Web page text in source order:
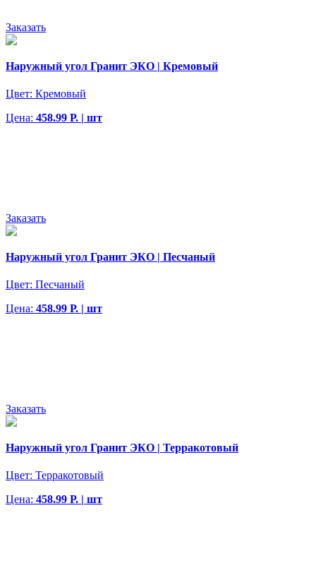
Заказать
Наружный угол Гранит ЭКО | Кремовый
Цвет: Кремовый
Цена: 458.99 Р. | шт
Заказать
Наружный угол Гранит ЭКО | Песчаный
Цвет: Песчаный
Цена: 458.99 Р. | шт
Заказать
Наружный угол Гранит ЭКО | Терракотовый
Цвет: Терракотовый
Цена: 458.99 Р. | шт